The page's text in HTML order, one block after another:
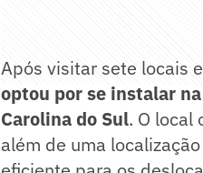
Após visitar sete locais
optou por se instalar
Carolina do Sul. O local
além de uma